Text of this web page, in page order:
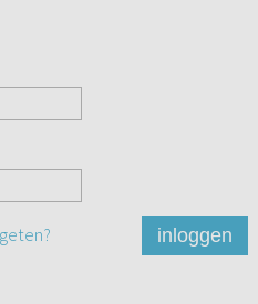
inloggen